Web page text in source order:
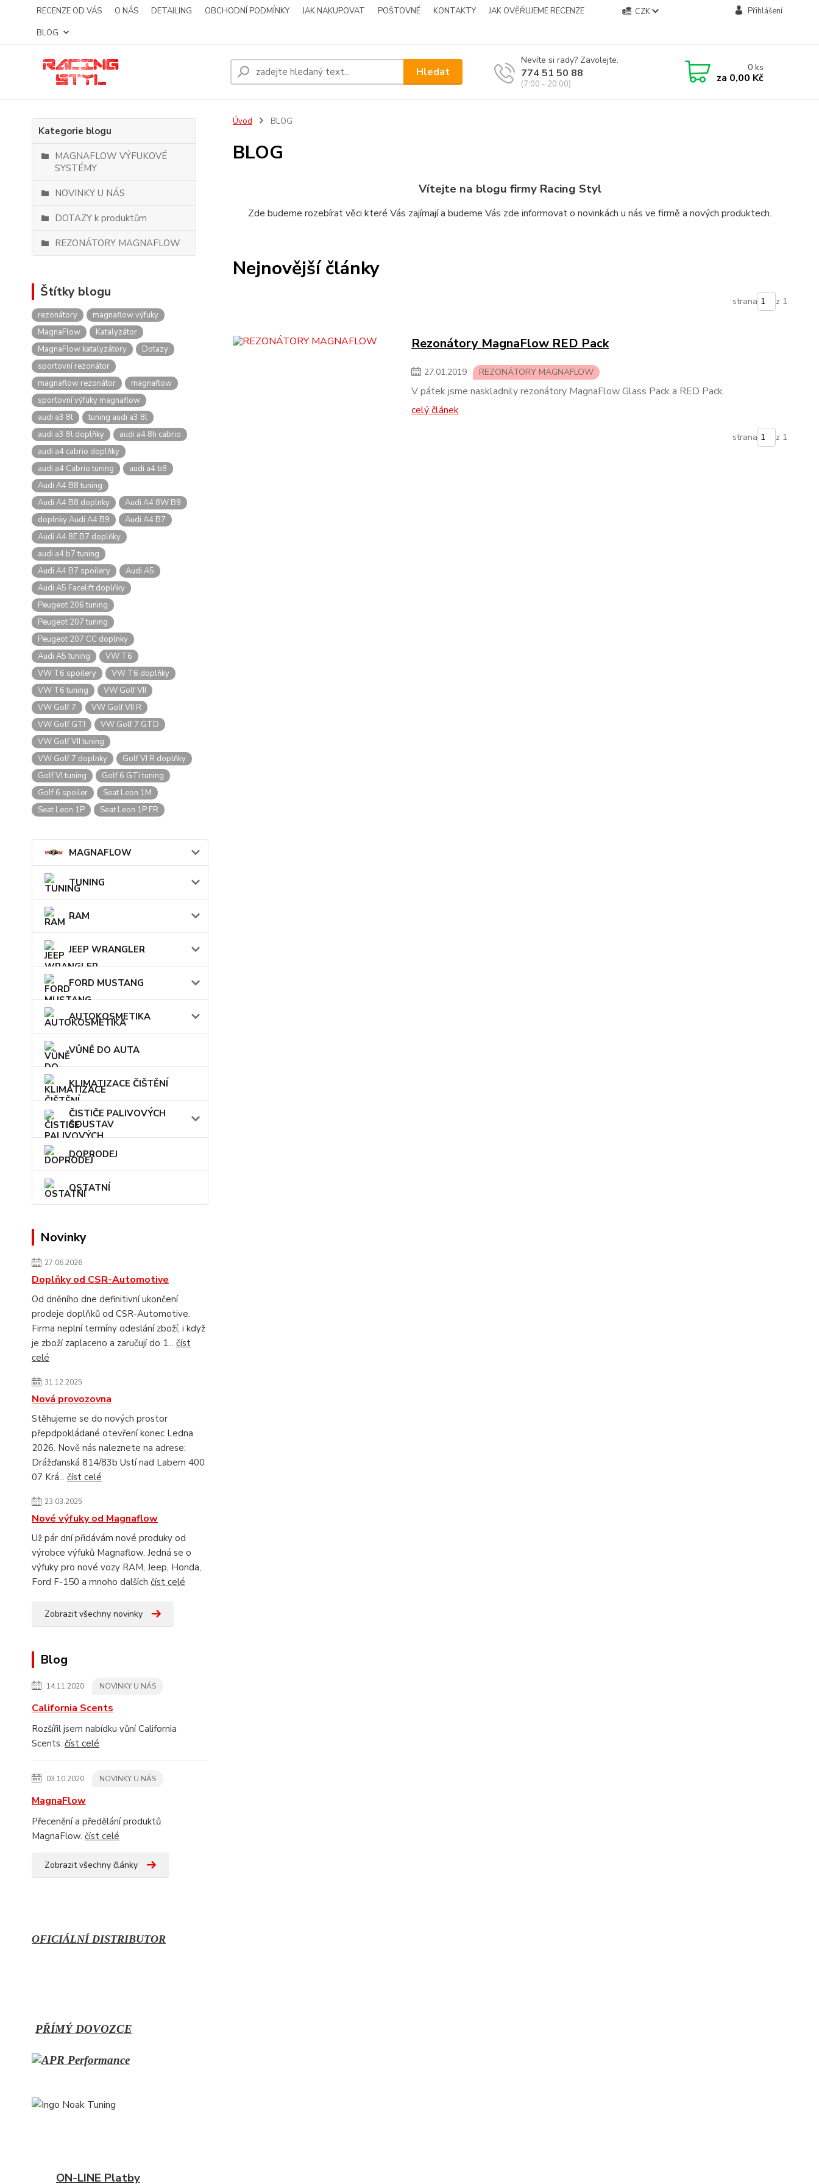
RECENZE OD VÁS O NÁS DETAILING OBCHODNÍ PODMÍNKY JAK NAKUPOVAT POŠTOVNÉ KONTAKTY
JAK OVĚŘUJEME RECENZE
BLOG
CZK Přihlášení
Hledat
Nevíte si rady? Zavolejte.
774 51 50 88
(7:00 - 20:00)
0ks
za 0,00 Kč
Kategorie blogu
MAGNAFLOW VÝFUKOVÉ
SYSTÉMY
NOVINKY U NÁS
DOTAZY k produktům
REZONÁTORY MAGNAFLOW
Štítky blogu
rezonátory
magnaflow výfuky
MagnaFlow
Katalyzátor
MagnaFlow katalyzátory
Dotazy
sportovní rezonátor
magnaflow rezonátor
magnaflow
sportovní výfuky magnaflow
audi a3 8l
tuning audi a3 8l
audi a3 8l doplňky
audi a4 8h cabrio
audi a4 cabrio doplňky
audi a4 Cabrio tuning
audi a4 b8
Audi A4 B8 tuning
Audi A4 B8 doplnky
Audi A4 8W B9
doplnky Audi A4 B9
Audi A4 B7
Audi A4 8E B7 doplňky
audi a4 b7 tuning
Audi A4 B7 spoilery
Audi A5
Audi A5 Facelift doplňky
Peugeot 206 tuning
Peugeot 207 tuning
Peugeot 207 CC doplnky
Audi A5 tuning
VW T6
VW T6 spoilery
VW T6 doplňky
VW T6 tuning
VW Golf VII
VW Golf 7
VW Golf VII R
VW Golf GTI
VW Golf 7 GTD
VW Golf VII tuning
VW Golf 7 doplnky
Golf VI R doplňky
Golf VI tuning
Golf 6 GTi tuning
Golf 6 spoiler
Seat Leon 1M
Seat Leon 1P
Seat Leon 1P FR
MAGNAFLOW
TUNING
RAM
JEEP WRANGLER
FORD MUSTANG
AUTOKOSMETIKA
VŮNĚ DO AUTA
KLIMATIZACE ČIŠTĚNÍ
ČISTIČE PALIVOVÝCH
SOUSTAV
DOPRODEJ
OSTATNÍ
Novinky
27.06.2026
Doplňky od CSR-Automotive
Od dněního dne definitivní ukončení
prodeje doplňků od CSR-Automotive.
Firma neplní termíny odeslání zboží, i když
je zboží zaplaceno a zaručují do 1... číst
celé
31.12.2025
Nová provozovna
Stěhujeme se do nových prostor
přepdpokládané otevření konec Ledna
2026. Nově nás naleznete na adrese:
Drážďanská 814/83b Ustí nad Labem 400
07 Krá... číst celé
23.03.2025
Nové výfuky od Magnaflow
Už pár dní přidávám nové produky od
výrobce výfuků Magnaflow. Jedná se o
výfuky pro nové vozy RAM, Jeep, Honda,
Ford F-150 a mnoho dalších číst celé
Zobrazit všechny novinky
Blog
14.11.2020 NOVINKY U NÁS
California Scents
Rozšířil jsem nabídku vůní California
Scents. číst celé
03.10.2020 NOVINKY U NÁS
MagnaFlow
Přecenění a předělání produktů
MagnaFlow. číst celé
Zobrazit všechny články
OFICIÁLNÍ DISTRIBUTOR
PŘÍMÝ DOVOZCE
ON-LINE Platby
Úvod BLOG
BLOG
Vítejte na blogu firmy Racing Styl
Zde budeme rozebírat věci které Vás zajímají a budeme Vás zde informovat o novinkách u nás ve firmě a nových produktech.
Nejnovější články
strana z 1
Rezonátory MagnaFlow RED Pack
27.01.2019 REZONÁTORY MAGNAFLOW
V pátek jsme naskladnily rezonátory MagnaFlow Glass Pack a RED Pack.
celý článek
strana z 1